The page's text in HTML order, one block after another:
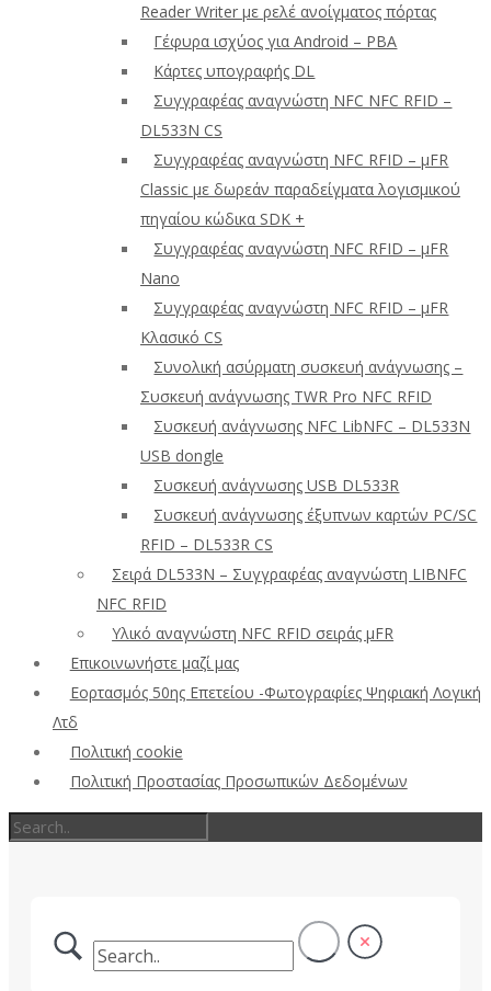
Reader Writer με ρελέ ανοίγματος πόρτας
Γέφυρα ισχύος για Android – PBA
Κάρτες υπογραφής DL
Συγγραφέας αναγνώστη NFC NFC RFID –
DL533N CS
Συγγραφέας αναγνώστη NFC RFID – μFR
Classic με δωρεάν παραδείγματα λογισμικού
πηγαίου κώδικα SDK +
Συγγραφέας αναγνώστη NFC RFID – μFR
Nano
Συγγραφέας αναγνώστη NFC RFID – μFR
Κλασικό CS
Συνολική ασύρματη συσκευή ανάγνωσης –
Συσκευή ανάγνωσης TWR Pro NFC RFID
Συσκευή ανάγνωσης NFC LibNFC – DL533N
USB dongle
Συσκευή ανάγνωσης USB DL533R
Συσκευή ανάγνωσης έξυπνων καρτών PC/SC
RFID – DL533R CS
Σειρά DL533N – Συγγραφέας αναγνώστη LIBNFC
NFC RFID
Υλικό αναγνώστη NFC RFID σειράς μFR
Επικοινωνήστε μαζί μας
Εορτασμός 50ης Επετείου -Φωτογραφίες Ψηφιακή Λογική
Λτδ
Πολιτική cookie
Πολιτική Προστασίας Προσωπικών Δεδομένων